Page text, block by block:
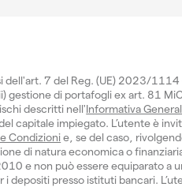
7 del Reg. (UE) 2023/1114
gestione di portafogli ex art. 81
descritti nell'Informativa
capitale impiegato. L’utente è
Condizionie, se del caso,
di natura economica o
e non può essere equiparato a
depositi presso istituti bancari.